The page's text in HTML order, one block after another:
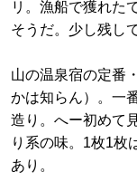
リ。漁船で獲れた
そうだ。少し残し
山の温泉宿の定番
かは知らん）。一
造り。へー初めて
り系の味。1枚1枚
あり。